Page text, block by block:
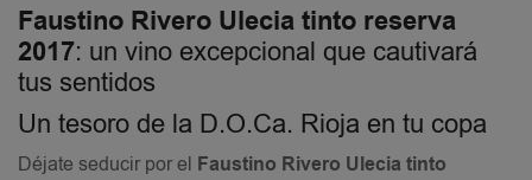
Faustino Rivero Ulecia tinto reserva
2017: un vino excepcional que cautivará
tus sentidos
Un tesoro de la D.O.Ca. Rioja en tu copa
Déjate seducir por el Faustino Rivero Ulecia tinto